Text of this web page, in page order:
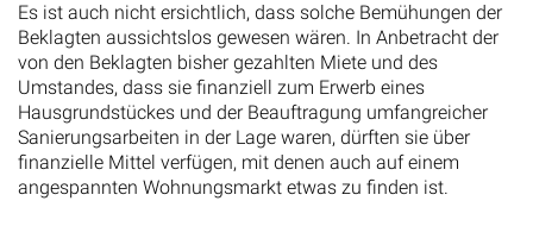
Es ist auch nicht ersichtlich, dass solche Bemühungen der
Beklagten aussichtslos gewesen wären. In Anbetracht der
von den Beklagten bisher gezahlten Miete und des
Umstandes, dass sie finanziell zum Erwerb eines
Hausgrundstückes und der Beauftragung umfangreicher
Sanierungsarbeiten in der Lage waren, dürften sie über
finanzielle Mittel verfügen, mit denen auch auf einem
angespannten Wohnungsmarkt etwas zu finden ist.